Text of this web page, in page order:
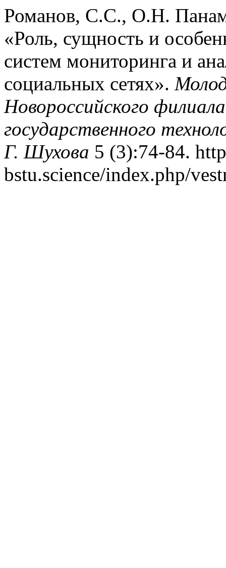
Романов, С.С., О.Н.
«Роль, сущность и
систем мониторинга и
социальных сетях».
Новороссийского
государственного
Г. Шухова 5 (3):74-84.
bstu.science/index.php/